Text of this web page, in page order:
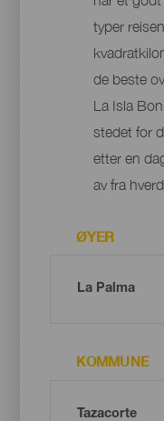
typer
de beste
La Isla
stedet for
etter en
av fra
ØYER
KOMMUNE